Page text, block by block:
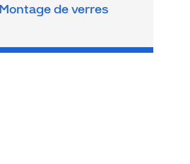
Montage de verres